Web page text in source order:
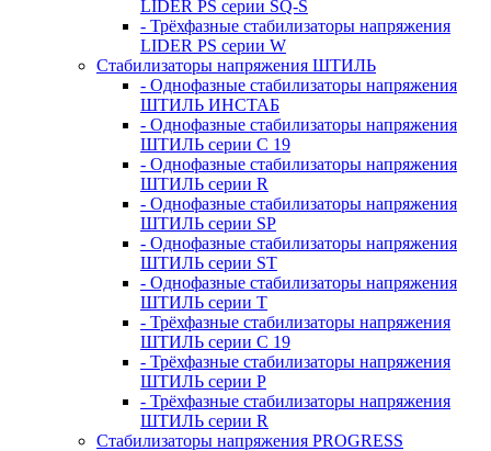
LIDER PS серии SQ-S
- Трёхфазные стабилизаторы напряжения
LIDER PS серии W
Стабилизаторы напряжения ШТИЛЬ
- Однофазные стабилизаторы напряжения
ШТИЛЬ ИНСТАБ
- Однофазные стабилизаторы напряжения
ШТИЛЬ серии C 19
- Однофазные стабилизаторы напряжения
ШТИЛЬ серии R
- Однофазные стабилизаторы напряжения
ШТИЛЬ серии SP
- Однофазные стабилизаторы напряжения
ШТИЛЬ серии ST
- Однофазные стабилизаторы напряжения
ШТИЛЬ серии T
- Трёхфазные стабилизаторы напряжения
ШТИЛЬ серии C 19
- Трёхфазные стабилизаторы напряжения
ШТИЛЬ серии P
- Трёхфазные стабилизаторы напряжения
ШТИЛЬ серии R
Стабилизаторы напряжения PROGRESS